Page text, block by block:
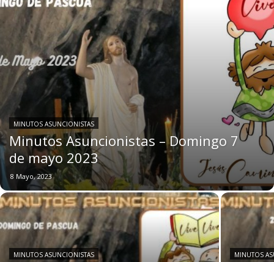
MINUTOS ASUNCIONISTAS
Minutos Asuncionistas – Domingo 7
de mayo 2023
8 Mayo, 2023
MINUTOS ASUNCIONISTAS MINUTOS